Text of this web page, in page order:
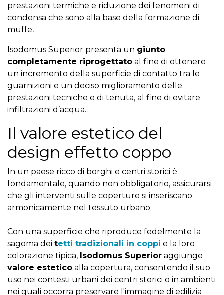
prestazioni termiche e riduzione dei fenomeni di
condensa che sono alla base della formazione di
muffe.
Isodomus Superior presenta un giunto
completamente riprogettato al fine di ottenere
un incremento della superficie di contatto tra le
guarnizioni e un deciso miglioramento delle
prestazioni tecniche e di tenuta, al fine di evitare
infiltrazioni d’acqua.
Il valore estetico del
design effetto coppo
In un paese ricco di borghi e centri storici è
fondamentale, quando non obbligatorio, assicurarsi
che gli interventi sulle coperture si inseriscano
armonicamente nel tessuto urbano.
Con una superficie che riproduce fedelmente la
sagoma dei tetti tradizionali in coppi e la loro
colorazione tipica, Isodomus Superior aggiunge
valore estetico alla copertura, consentendo il suo
uso nei contesti urbani dei centri storici o in ambienti
nei quali occorra preservare l'immagine di edilizia